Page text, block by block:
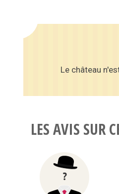
Le château
LES AVIS SUR